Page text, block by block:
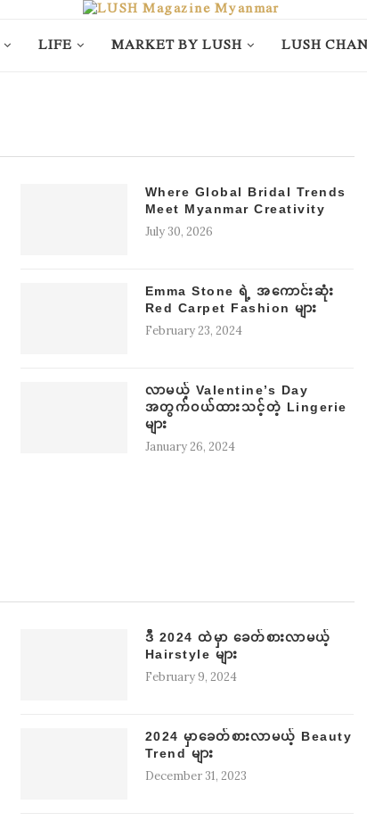
LIFE MARKET BY LUSH LUSH
Where Global Bridal Trends
Meet Myanmar Creativity
July 30, 2026
Emma Stone ရဲ့ အကောင်းဆုံး
Red Carpet Fashion များ
February 23, 2024
လာမယ့် Valentine’s Day
အတွက်ဝယ်ထားသင့်တဲ့ Lingerie
များ
January 26, 2024
ဒီ 2024 ထဲမှာ ခေတ်စားလာမယ့်
Hairstyle များ
February 9, 2024
2024 မှာခေတ်စားလာမယ့် Beauty
Trend များ
December 31, 2023